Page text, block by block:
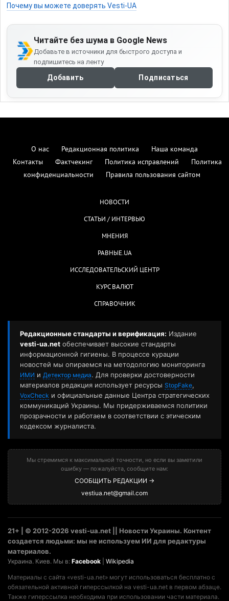
Почему вы можете доверять Vesti-UA
Читайте без шума в Google News
Добавьте в источники для быстрого доступа и
подпишитесь на ленту
Добавить Подписаться
О нас Редакционная политика
Наша команда
Контакты
Фактчекинг Политика исправлений
Политика
конфиденциальности
Правила пользования сайтом
НОВОСТИ
СТАТЬИ / ИНТЕРВЬЮ
МНЕНИЯ
РАВНЫЕ.UA
ИССЛЕДОВАТЕЛЬСКИЙ ЦЕНТР
КУРС ВАЛЮТ
СПРАВОЧНИК
Редакционные стандарты и верификация: Издание
vesti-ua.net обеспечивает высокие стандарты
информационной гигиены. В процессе курации
новостей мы опираемся на методологию мониторинга
ИМИ и Детектор медиа. Для проверки достоверности
материалов редакция использует ресурсы StopFake,
VoxCheck и официальные данные Центра стратегических
коммуникаций Украины. Мы придерживаемся политики
прозрачности и работаем в соответствии с этическим
кодексом журналиста.
Мы стремимся к максимальной точности, но если вы заметили
ошибку — пожалуйста, сообщите нам:
СООБЩИТЬ РЕДАКЦИИ →
vestiua.net@gmail.com
21+ | © 2012-2026 vesti-ua.net || Новости Украины. Контент
создается людьми: мы не используем ИИ для редактуры
материалов.
Украина. Киев. Мы в: Facebook Wikipedia
Материалы с сайта «vesti-ua.net» могут использоваться бесплатно с
обязательной активной гиперссылкой на vesti-ua.net в первом абзаце.
Также гиперссылка необходима при использовании части материала.